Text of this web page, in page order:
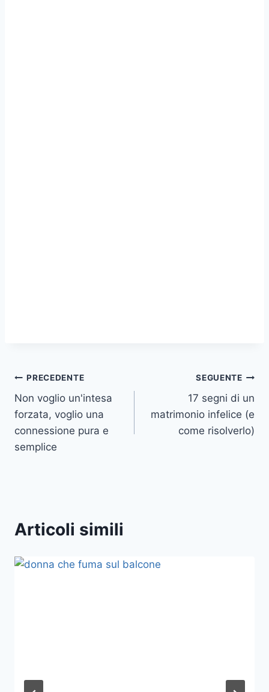
Navigazione
articoli
PRECEDENTE
Non voglio un'intesa
forzata, voglio una
connessione pura e
semplice
SEGUENTE
17 segni di un
matrimonio infelice (e
come risolverlo)
Articoli simili